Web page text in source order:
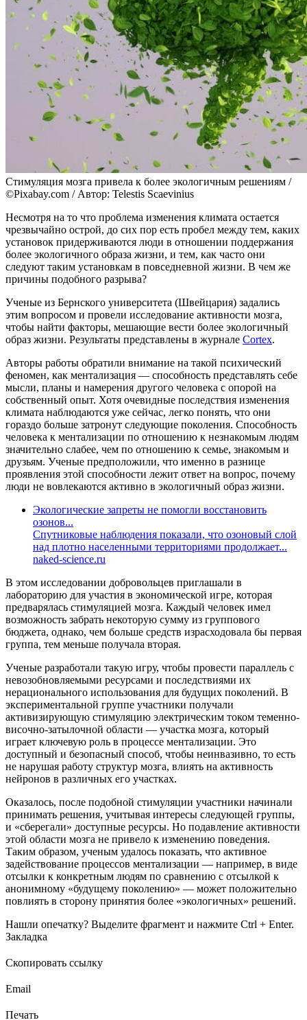
Стимуляция мозга привела к более экологичным решениям /
©Pixabay.com / Автор: Telestis Scaevinius
Несмотря на то что проблема изменения климата остается
чрезвычайно острой, до сих пор есть пробел между тем, каких
установок придерживаются люди в отношении поддержания
более экологичного образа жизни, и тем, как часто они
следуют таким установкам в повседневной жизни. В чем же
причины подобного разрыва?
Ученые из Бернского университета (Швейцария) задались
этим вопросом и провели исследование активности мозга,
чтобы найти факторы, мешающие вести более экологичный
образ жизни. Результаты представлены в журнале Cortex.
Авторы работы обратили внимание на такой психический
феномен, как ментализация — способность представлять себе
мысли, планы и намерения другого человека с опорой на
собственный опыт. Хотя очевидные последствия изменения
климата наблюдаются уже сейчас, легко понять, что они
гораздо больше затронут следующие поколения. Способность
человека к ментализации по отношению к незнакомым людям
значительно слабее, чем по отношению к семье, знакомым и
друзьям. Ученые предположили, что именно в разнице
проявления этой способности лежит ответ на вопрос, почему
люди не вовлекаются активно в экологичный образ жизни.
Экологические запреты не помогли восстановить
озонов...
Спутниковые наблюдения показали, что озоновый слой
над плотно населенными территориями продолжает...
naked-science.ru
В этом исследовании добровольцев приглашали в
лабораторию для участия в экономической игре, которая
предварялась стимуляцией мозга. Каждый человек имел
возможность забрать некоторую сумму из группового
бюджета, однако, чем больше средств израсходовала бы первая
группа, тем меньше получала вторая.
Ученые разработали такую игру, чтобы провести параллель с
невозобновляемыми ресурсами и последствиями их
нерационального использования для будущих поколений. В
экспериментальной группе участники получали
активизирующую стимуляцию электрическим током теменно-
височно-затылочной области — участка мозга, который
играет ключевую роль в процессе ментализации. Это
доступный и безопасный способ, чтобы неинвазивно, то есть
не нарушая работу структур мозга, влиять на активность
нейронов в различных его участках.
Оказалось, после подобной стимуляции участники начинали
принимать решения, учитывая интересы следующей группы,
и «сберегали» доступные ресурсы. Но подавление активности
этой области мозга не привело к изменению поведения.
Таким образом, ученым удалось показать, что активное
задействование процессов ментализации — например, в виде
отсылки к конкретным людям по сравнению с отсылкой к
анонимному «будущему поколению» — может положительно
повлиять в сторону принятия более «экологичных» решений.
Нашли опечатку? Выделите фрагмент и нажмите Ctrl + Enter.
Закладка
Скопировать ссылку
Email
Печать